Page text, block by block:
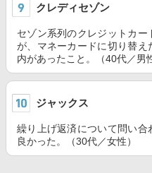
クレディセゾン
セゾン系列のクレジットカ
が、マネーカードに切り替
内があったこと。（40代／男
ジャックス
繰り上げ返済について問い合
良かった。（30代／女性）